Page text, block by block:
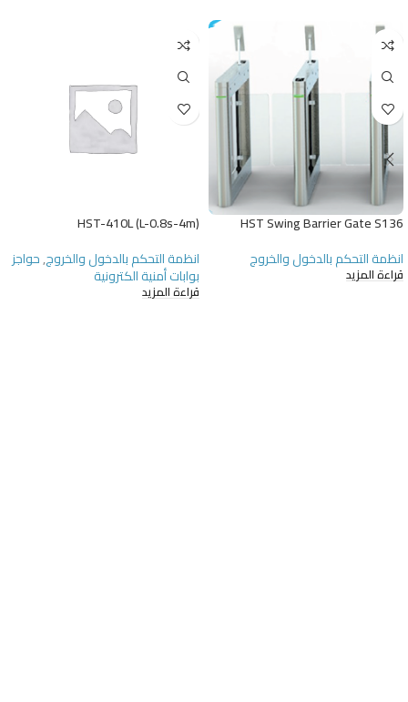
HST Swing Barrier Gate S136
انظمة التحكم بالدخول والخروج
قراءة المزيد
HST-410L (L-0.8s-4m)
انظمة التحكم بالدخول والخروج,حواجز
بوابات أمنية الكترونية
قراءة المزيد